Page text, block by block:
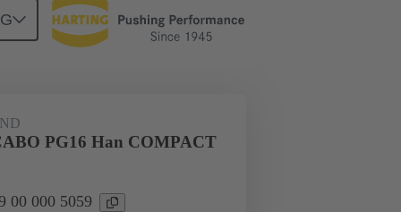
09 00 000 5059
PG16 Han COMPACT
00 000 5059